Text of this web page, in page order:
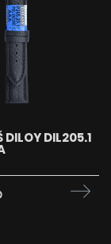
DILOY DIL205.1